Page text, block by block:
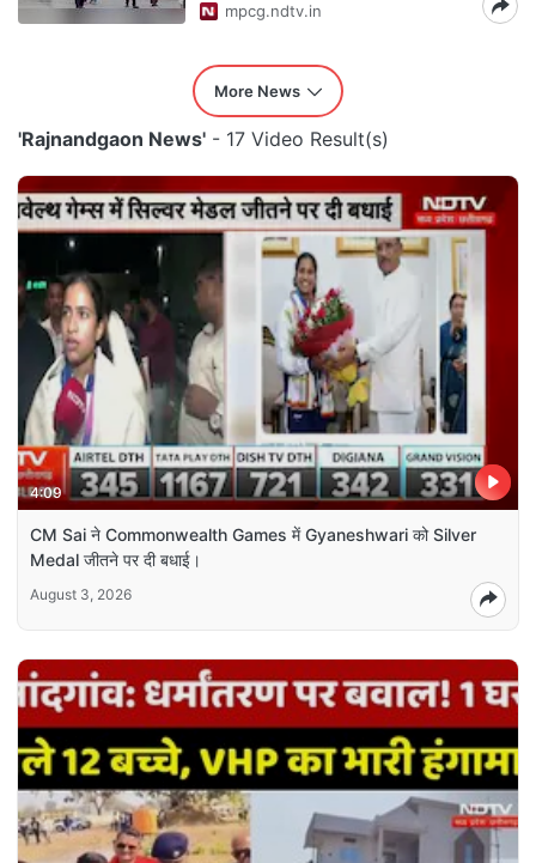
mpcg.ndtv.in
More News
'Rajnandgaon News' - 17 Video Result(s)
4:09
CM Sai ने Commonwealth Games में Gyaneshwari को Silver
Medal जीतने पर दी बधाई।
August 3, 2026